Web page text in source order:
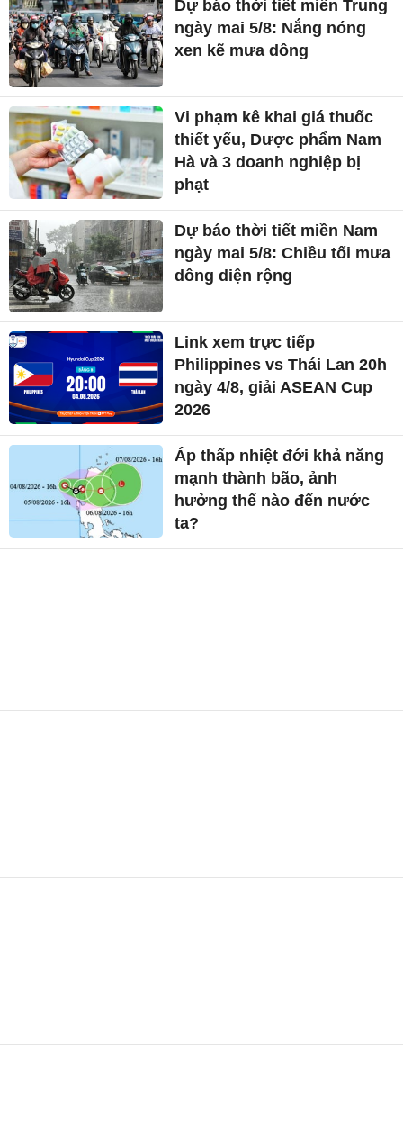
Dự báo thời tiết miền Trung
ngày mai 5/8: Nắng nóng
xen kẽ mưa dông
Vi phạm kê khai giá thuốc
thiết yếu, Dược phẩm Nam
Hà và 3 doanh nghiệp bị
phạt
Dự báo thời tiết miền Nam
ngày mai 5/8: Chiều tối mưa
dông diện rộng
Link xem trực tiếp
Philippines vs Thái Lan 20h
ngày 4/8, giải ASEAN Cup
2026
Áp thấp nhiệt đới khả năng
mạnh thành bão, ảnh
hưởng thế nào đến nước
ta?